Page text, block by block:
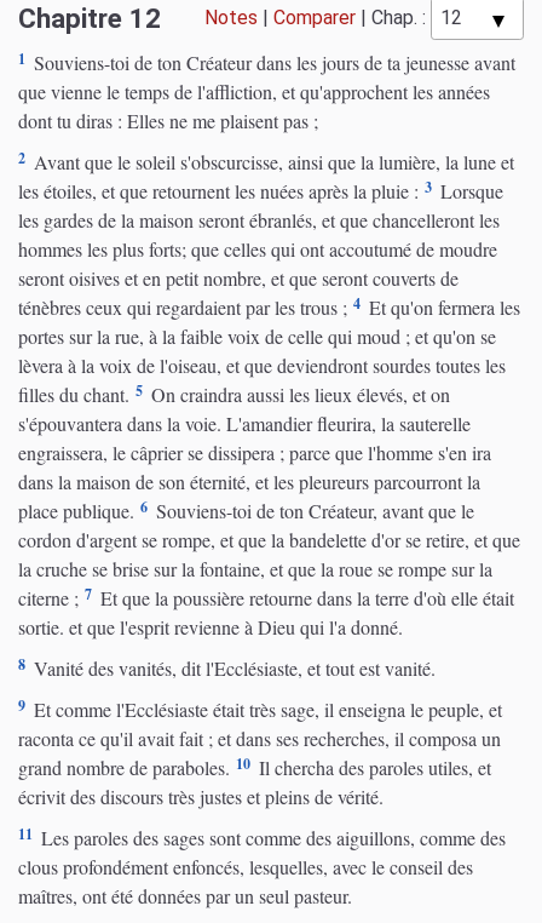
Chapitre 12 Notes | Comparer | Chap. :
1 Souviens-toi de ton Créateur dans les jours de ta jeunesse avant
que vienne le temps de l'affliction, et qu'approchent les années
dont tu diras : Elles ne me plaisent pas ;
2 Avant que le soleil s'obscurcisse, ainsi que la lumière, la lune et
les étoiles, et que retournent les nuées après la pluie : 3 Lorsque
les gardes de la maison seront ébranlés, et que chancelleront les
hommes les plus forts; que celles qui ont accoutumé de moudre
seront oisives et en petit nombre, et que seront couverts de
ténèbres ceux qui regardaient par les trous ; 4 Et qu'on fermera les
portes sur la rue, à la faible voix de celle qui moud ; et qu'on se
lèvera à la voix de l'oiseau, et que deviendront sourdes toutes les
filles du chant. 5 On craindra aussi les lieux élevés, et on
s'épouvantera dans la voie. L'amandier fleurira, la sauterelle
engraissera, le câprier se dissipera ; parce que l'homme s'en ira
dans la maison de son éternité, et les pleureurs parcourront la
place publique. 6 Souviens-toi de ton Créateur, avant que le
cordon d'argent se rompe, et que la bandelette d'or se retire, et que
la cruche se brise sur la fontaine, et que la roue se rompe sur la
citerne ; 7 Et que la poussière retourne dans la terre d'où elle était
sortie. et que l'esprit revienne à Dieu qui l'a donné.
8 Vanité des vanités, dit l'Ecclésiaste, et tout est vanité.
9 Et comme l'Ecclésiaste était très sage, il enseigna le peuple, et
raconta ce qu'il avait fait ; et dans ses recherches, il composa un
grand nombre de paraboles. 10 Il chercha des paroles utiles, et
écrivit des discours très justes et pleins de vérité.
11 Les paroles des sages sont comme des aiguillons, comme des
clous profondément enfoncés, lesquelles, avec le conseil des
maîtres, ont été données par un seul pasteur.